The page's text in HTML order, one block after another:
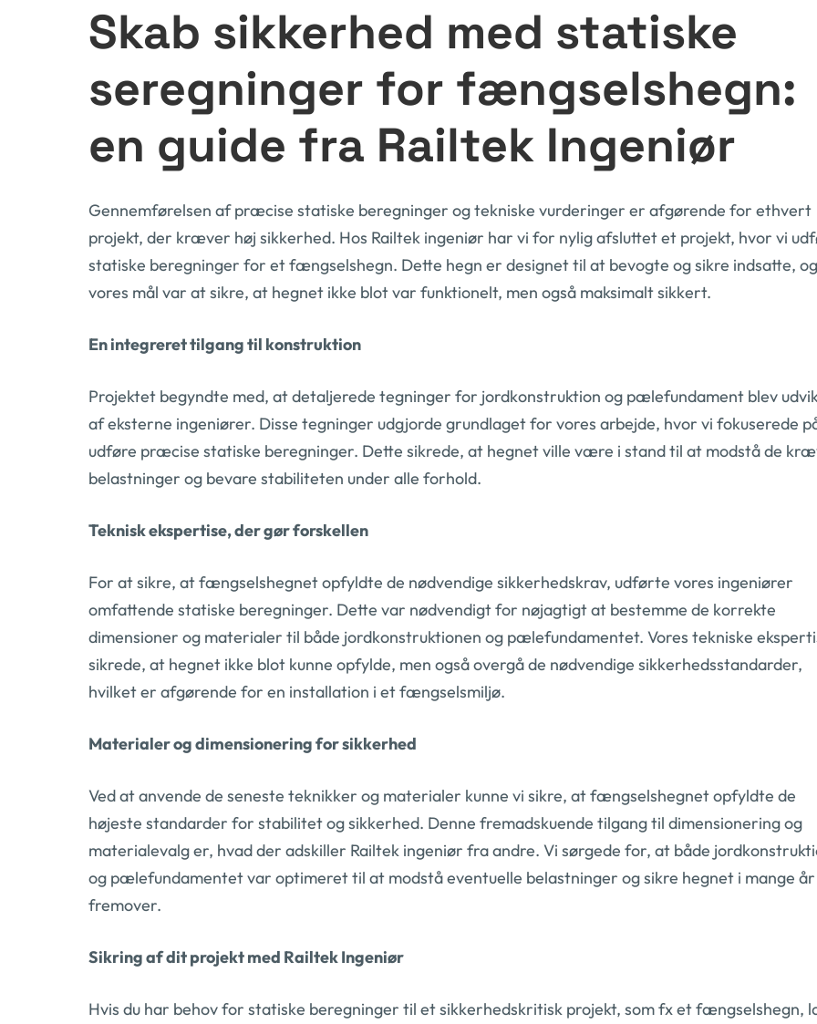
Skab sikkerhed med statiske
seregninger for fængselshegn:
en guide fra Railtek Ingeniør
Gennemførelsen af præcise statiske beregninger og tekniske vurderinger er afgørende for ethvert
projekt, der kræver høj sikkerhed. Hos Railtek ingeniør har vi for nylig afsluttet et projekt, hvor vi
statiske beregninger for et fængselshegn. Dette hegn er designet til at bevogte og sikre indsatte, og
vores mål var at sikre, at hegnet ikke blot var funktionelt, men også maksimalt sikkert.
En integreret tilgang til konstruktion
Projektet begyndte med, at detaljerede tegninger for jordkonstruktion og pælefundament blev
af eksterne ingeniører. Disse tegninger udgjorde grundlaget for vores arbejde, hvor vi fokuserede
udføre præcise statiske beregninger. Dette sikrede, at hegnet ville være i stand til at modstå de
belastninger og bevare stabiliteten under alle forhold.
Teknisk ekspertise, der gør forskellen
For at sikre, at fængselshegnet opfyldte de nødvendige sikkerhedskrav, udførte vores ingeniører
omfattende statiske beregninger. Dette var nødvendigt for nøjagtigt at bestemme de korrekte
dimensioner og materialer til både jordkonstruktionen og pælefundamentet. Vores tekniske
sikrede, at hegnet ikke blot kunne opfylde, men også overgå de nødvendige sikkerhedsstandarder,
hvilket er afgørende for en installation i et fængselsmiljø.
Materialer og dimensionering for sikkerhed
Ved at anvende de seneste teknikker og materialer kunne vi sikre, at fængselshegnet opfyldte de
højeste standarder for stabilitet og sikkerhed. Denne fremadskuende tilgang til dimensionering og
materialevalg er, hvad der adskiller Railtek ingeniør fra andre. Vi sørgede for, at både
og pælefundamentet var optimeret til at modstå eventuelle belastninger og sikre hegnet i mange år
fremover.
Sikring af dit projekt med Railtek Ingeniør
Hvis du har behov for statiske beregninger til et sikkerhedskritisk projekt, som fx et fængselshegn,